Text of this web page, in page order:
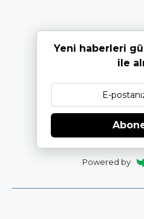
Yeni haberleri
ile
Powered by